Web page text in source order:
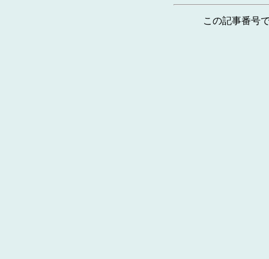
この記事番号